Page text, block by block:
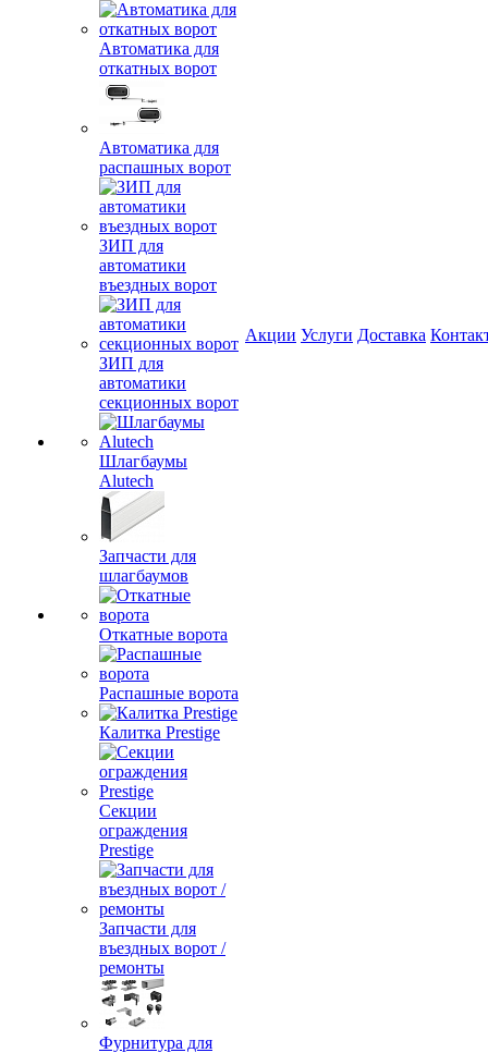
Автоматика для
откатных ворот
Автоматика для
распашных ворот
ЗИП для
автоматики
въездных ворот
ЗИП для
автоматики
секционных ворот
Шлагбаумы
Alutech
Запчасти для
шлагбаумов
Откатные ворота
Распашные ворота
Калитка Prestige
Секции
ограждения
Prestige
Запчасти для
въездных ворот /
ремонты
Фурнитура для
Акции Услуги Доставка